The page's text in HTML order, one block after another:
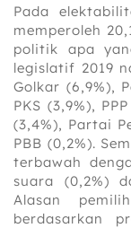
Pada
memperoleh
politik apa
legislatif 2019
Golkar (6,9%),
PKS (3,9%),
(3,4%), Partai
PBB (0,2%).
terbawah
suara (0,2%)
Alasan
berdasarkan